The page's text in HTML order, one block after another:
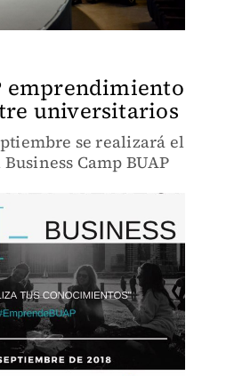
emprendimiento
universitarios
se realizará el
Camp BUAP